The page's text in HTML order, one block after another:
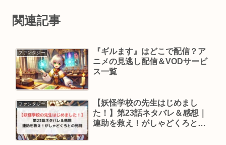
関連記事
ファンタジー
『ギルます』はどこで配信？ア
ニメの見逃し配信＆VODサービ
ス一覧
ファンタジー
【妖怪学校の先生はじめまし
た！】第23話ネタバレ＆感想｜
連助を救え！がしゃどくろとの